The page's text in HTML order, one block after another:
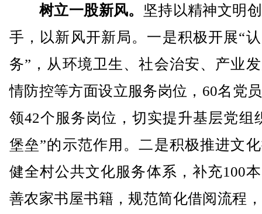
树立一股新风。 坚持以精神文明
手，以新风开新局。一是积极开展“
务”，从环境卫生、社会治安、产业
情防控等方面设立服务岗位，60名党
领42个服务岗位，切实提升基层党组
堡垒”的示范作用。二是积极推进文
健全村公共文化服务体系，补充100
善农家书屋书籍，规范简化借阅流程